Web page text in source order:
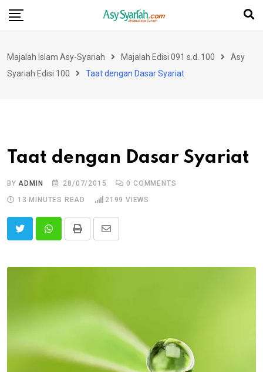
Skip
Majalah Islam Asy-Syariah Majalah Edisi 091 s.d. 100
Asy
Syariah Edisi 100
Taat dengan Dasar Syariat
Taat dengan Dasar Syariat
BY ADMIN 28/07/2015 0 COMMENTS
13 MINUTES READ
2199 VIEWS
Print
Share
Email